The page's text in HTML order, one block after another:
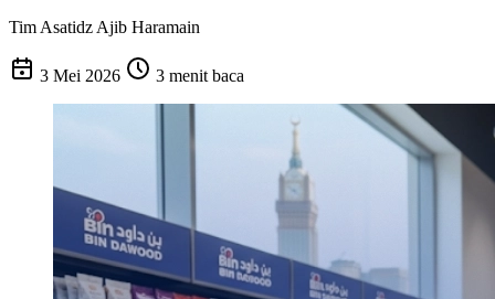
Tim Asatidz Ajib Haramain
3 Mei 2026 3 menit baca